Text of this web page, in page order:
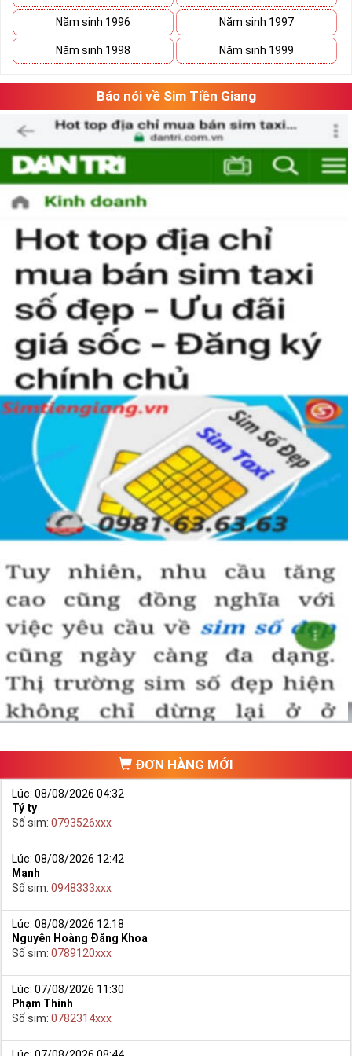
Xã Kho Sim Số Đẹp Giá rẻ
Có thể bạn sẽ tiết kiệm được ngân sách khá lớn nếu vô tình
Hãy lưu giữ nó lại và tiếp tục ngắm nghía danh sách sim số
đẹp khác. Khi đã có cái nhìn tổng quan và lựa chọn được
vài dãy số ưng ý, việc tiếp theo của bạn là cân đo đong đếm
xem sim nào là phù hợp với cá nhân mình nhất.
Việc này sẽ tốn không ít thời gian, nhưng nếu đã chấp nhận
bỏ ra một số tiền lớn thì việc cân nhắc lâu cũng là điều dễ
hiểu.
Tham khảo ngay:Danh Sách Sim Số Đẹp VIettel
Mua Sim Giảm Giá Có Phải Là
Sim Xấu?
Sim giảm giá Sim số đẹp giá rẻ
có thể là những sim siêu
vip nhưng đã lâu chưa tìm được người mua nên có
OFF để kích cầu mua sắm.
Trong mọi cuộc mua bán, người nhanh tay là người chiến
thắng. Sim số đẹp đôi khi cũng như vật giá leo thang ngày
hôm nay giá thấp nhưng ngày mai có thể tăng phi mã, số
tiền bạn dự định bỏ ra có thể nhanh chóng vượt khung trần.
Bạn cũng sẽ không có nhiều thời gian để do dự, bởi kho
sim giảm giá sẽ ngày càng cạn kiệt và đến khi đó dù sim số
xấu nhưng giá bán cao cũng là điều hết sức bình thường.
Đôi khi có một số khách hàng chuyên đi săn lùng những
loại sim giảm giá, sim số đẹp giá rẻ này về bán lại cho
những người không tìm được loại sim giảm giá này để có
Chính vì thế tại sao chúng ta lại không săn lùng sim giảm
giá sim số đẹp giá rẻ này để đầu tư sinh lãi thỏa sức niềm
đam mê sim số đẹp
Cách đây nhiều năm về trước khi dịch vụ mua bán trực tuyến
chưa phát triển, khách hàng muốn mua một sim số đẹp phải
trong một list.
Năm sinh 1996 Năm sinh 1997
Năm sinh 1998 Năm sinh 1999
Báo nói về Sim Tiền Giang
ĐƠN HÀNG MỚI
Lúc: 08/08/2026 04:32
Tý ty
Số sim: 0793526xxx
Lúc: 08/08/2026 12:42
Mạnh
Số sim: 0948333xxx
Lúc: 08/08/2026 12:18
Nguyễn Hoàng Đăng Khoa
Số sim: 0789120xxx
Lúc: 07/08/2026 11:30
Phạm Thinh
Số sim: 0782314xxx